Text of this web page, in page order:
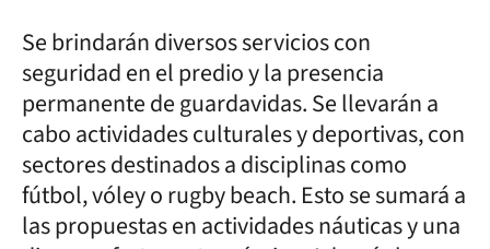
Se brindarán diversos servicios con
seguridad en el predio y la presencia
permanente de guardavidas. Se llevarán a
cabo actividades culturales y deportivas, con
sectores destinados a disciplinas como
fútbol, vóley o rugby beach. Esto se sumará a
las propuestas en actividades náuticas y una